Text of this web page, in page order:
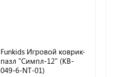
Funkids Игровой коврик-
пазл "Симпл-12" (KB-
049-6-NT-01)